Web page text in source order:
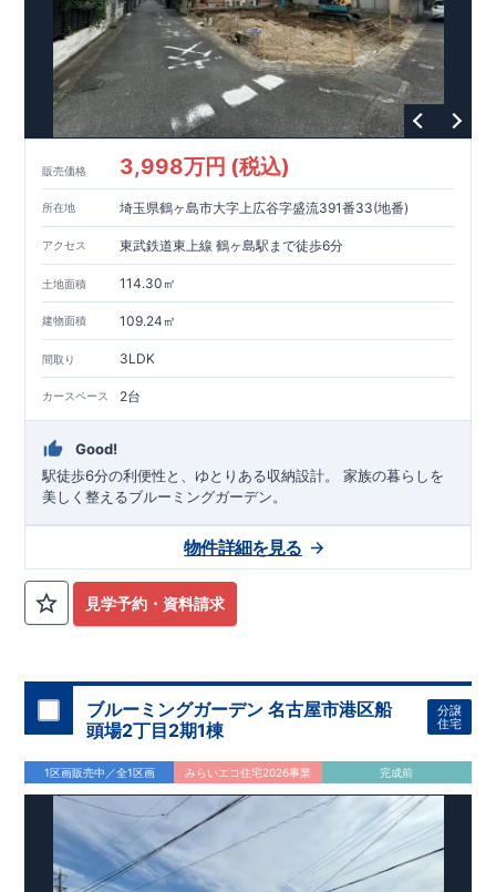
でなく、中古市場でも、長期優良住宅が有利に働きます。
【充実のアフターサポート】
・東栄住宅では、お引渡し後最大10回の無料定期点検と、60年
間の品質保証を実施。
お引渡しからが本当のお付き合いだと考え、アフターサービス
を外部の業者に委託せず、
東栄住宅グループ「東栄ホームサービス株式会社」にて責任を
販売価格 3,998万円 (税込)
所在地 埼玉県鶴ヶ島市大字上広谷字盛流391番33(地番)
アクセス 東武鉄道東上線 鶴ヶ島駅まで徒歩6分
土地面積 114.30㎡
建物面積 109.24㎡
間取り 3LDK
カースペース 2台
Good!
駅徒歩6分の利便性と、ゆとりある収納設計。 家族の暮らしを
美しく整えるブルーミングガーデン。
見学予約・資料請求
物件詳細を見る
ブルーミングガーデン 名古屋市港区船
頭場2丁目2期1棟
分譲
住宅
1区画販売中／全1区画 みらいエコ住宅2026事業 完成前